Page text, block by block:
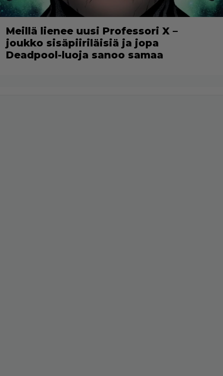
Meillä lienee uusi Professori X –
joukko sisäpiiriläisiä ja jopa
Deadpool-luoja sanoo samaa